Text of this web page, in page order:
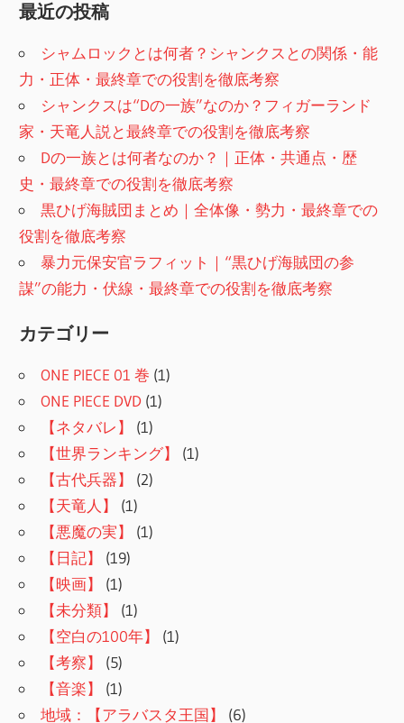
最近の投稿
シャムロックとは何者？シャンクスとの関係・能
力・正体・最終章での役割を徹底考察
シャンクスは“Dの一族”なのか？フィガーランド
家・天竜人説と最終章での役割を徹底考察
Dの一族とは何者なのか？｜正体・共通点・歴
史・最終章での役割を徹底考察
黒ひげ海賊団まとめ｜全体像・勢力・最終章での
役割を徹底考察
暴力元保安官ラフィット｜“黒ひげ海賊団の参
謀”の能力・伏線・最終章での役割を徹底考察
カテゴリー
ONE PIECE 01 巻 (1)
ONE PIECE DVD (1)
【ネタバレ】
(1)
【世界ランキング】
(1)
【古代兵器】
(2)
【天竜人】
(1)
【悪魔の実】
(1)
【日記】
(19)
【映画】
(1)
【未分類】
(1)
【空白の100年】
(1)
【考察】
(5)
【音楽】
(1)
地域：【アラバスタ王国】
(6)